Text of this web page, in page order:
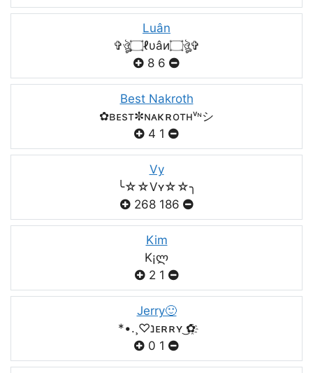
Luân
✞ঔৣ۝ℓυâи۝ঔৣ✞
8 6
Best Nakroth
✿ʙᴇsт✼ɴᴀκʀoтнᵛᶰシ
4 1
Vy
╰☆☆Vʏ☆☆╮
268 186
Kim
K¡ლ
2 1
Jerry🙂
*•.¸♡נᴇʀʀʏ ͜✿҈
0 1